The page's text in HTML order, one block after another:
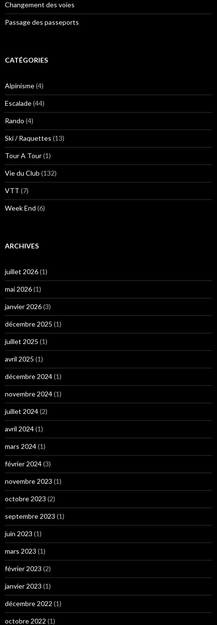
Changement des voies
Passage des passeports
CATÉGORIES
Alpinisme(4)
Escalade(44)
Rando (4)
Ski / Raquettes (13)
Tour A Tour(1)
Vie du Club (132)
VTT (7)
Week End (6)
ARCHIVES
juillet 2026(1)
mai 2026(1)
janvier 2026(3)
décembre 2025 (1)
juillet 2025 (1)
avril 2025 (1)
décembre 2024(1)
novembre 2024(1)
juillet 2024(2)
avril 2024(1)
mars 2024(1)
février 2024(3)
novembre 2023 (1)
octobre 2023 (2)
septembre 2023 (1)
juin 2023 (1)
mars 2023 (1)
février 2023 (2)
janvier 2023 (1)
décembre 2022 (1)
octobre 2022 (1)